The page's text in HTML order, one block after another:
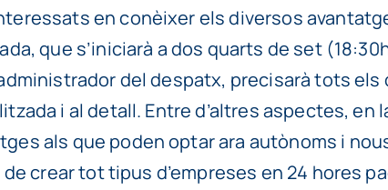
en conèixer els diversos
que s’iniciarà a dos quarts de set
del despatx, precisarà tots
i al detall. Entre d’altres aspectes, en
als que poden optar ara autònoms i
crear tot tipus d’empreses en 24 hores